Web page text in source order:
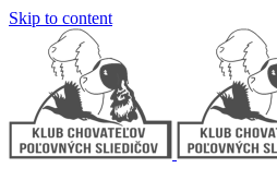
Skip to content